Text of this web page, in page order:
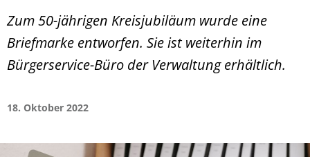
Zum 50-jährigen Kreisjubiläum wurde eine
Briefmarke entworfen. Sie ist weiterhin im
Bürgerservice-Büro der Verwaltung erhältlich.
18. Oktober 2022